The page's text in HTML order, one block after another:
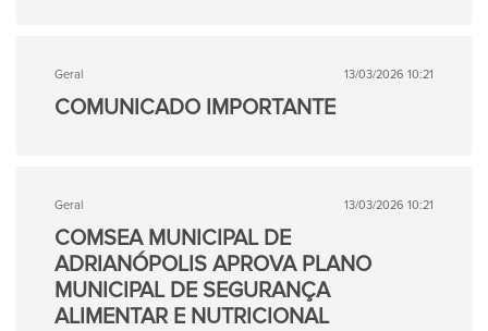
Geral 13/03/2026 10:21
COMUNICADO IMPORTANTE
Geral 13/03/2026 10:21
COMSEA MUNICIPAL DE
ADRIANÓPOLIS APROVA PLANO
MUNICIPAL DE SEGURANÇA
ALIMENTAR E NUTRICIONAL